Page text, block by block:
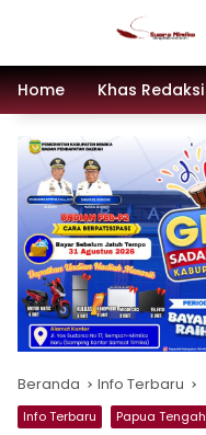
Home
Khas Redaksi
Beranda Info Terbaru
Info Terbaru Papua Tengah